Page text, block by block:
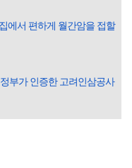
마리가 시냇물을 흐린다는
은 듯합니다. 대부분의 사람
다고 97%의 사람들이 모두 착
에서 편하게 월간암을 접할
부가 인증한 고려인삼공사